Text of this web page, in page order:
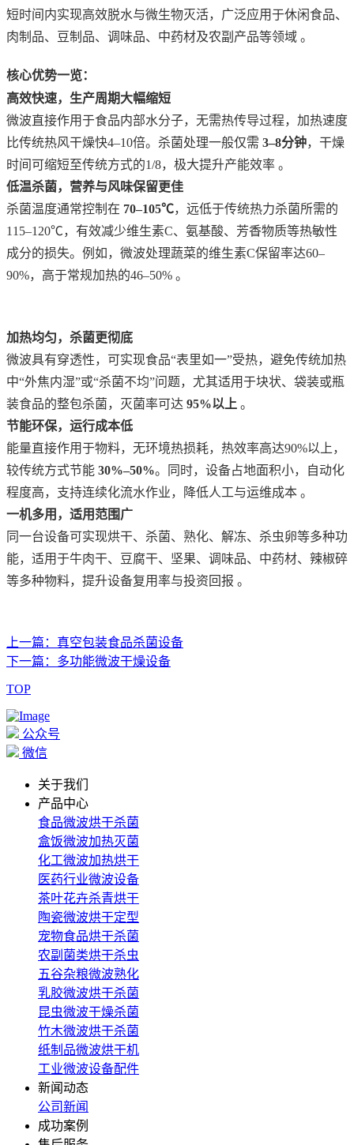
短时间内实现高效脱水与微生物灭活，广泛应用于休闲食品、
肉制品、豆制品、调味品、中药材及农副产品等领域 。
核心优势一览：
高效快速，生产周期大幅缩短
微波直接作用于食品内部水分子，无需热传导过程，加热速度
比传统热风干燥快4–10倍。杀菌处理一般仅需 ‌ 3–8分钟‌，干燥
时间可缩短至传统方式的1/8，极大提升产能效率 。
低温杀菌，营养与风味保留更佳
杀菌温度通常控制在 70–105℃‌，远低于传统热力杀菌所需的
115–120℃，有效减少维生素C、氨基酸、芳香物质等热敏性
成分的损失。例如，微波处理蔬菜的维生素C保留率达60–
90%，高于常规加热的46–50% 。
加热均匀，杀菌更彻底
微波具有穿透性，可实现食品“表里如一”受热，避免传统加热
中“外焦内湿”或“杀菌不均”问题，尤其适用于块状、袋装或瓶
装食品的整包杀菌，灭菌率可达 ‌ 95%以上 ‌ 。
节能环保，运行成本低
能量直接作用于物料，无环境热损耗，热效率高达90%以上，
较传统方式节能 ‌ 30%–50%‌。同时，设备占地面积小，自动化
程度高，支持连续化流水作业，降低人工与运维成本 。
一机多用，适用范围广
同一台设备可实现烘干、杀菌、熟化、解冻、杀虫卵等多种功
能，适用于牛肉干、豆腐干、坚果、调味品、中药材、辣椒碎
等多种物料，提升设备复用率与投资回报 。
上一篇：真空包装食品杀菌设备
下一篇：多功能微波干燥设备
TOP
公众号
微信
关于我们
产品中心
食品微波烘干杀菌
盒饭微波加热灭菌
化工微波加热烘干
医药行业微波设备
茶叶花卉杀青烘干
陶瓷微波烘干定型
宠物食品烘干杀菌
农副菌类烘干杀虫
五谷杂粮微波熟化
乳胶微波烘干杀菌
昆虫微波干燥杀菌
竹木微波烘干杀菌
纸制品微波烘干机
工业微波设备配件
新闻动态
公司新闻
成功案例